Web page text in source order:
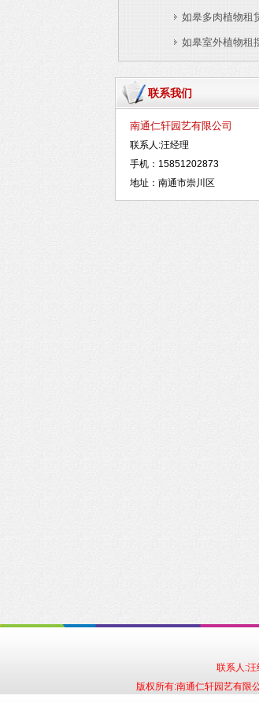
如皋多肉植物租
如皋室外植物租
联系我们
南通仁轩园艺有限公司
联系人:汪经理
手机：15851202873
地址：南通市崇川区
联系人:
版权所有:南通仁轩园艺有限